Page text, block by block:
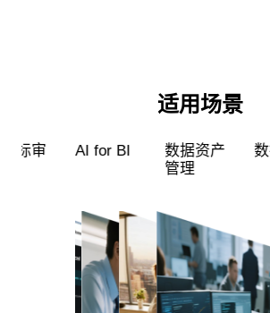
适用场景
AI for BI
数据资产
数据治理